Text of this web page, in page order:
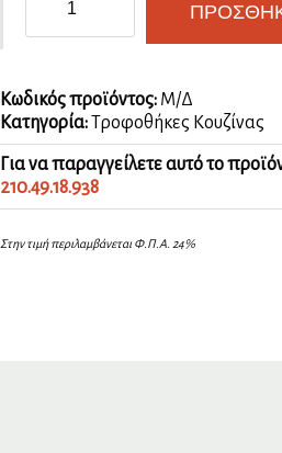
Eurofit
με
ποσότητα
Κωδικός προϊόντος: Μ/Δ
Κατηγορία:Τροφοθήκες Κουζίνας
Για να παραγγείλετε αυτό το
210.49.18.938
Στην τιμή περιλαμβάνεται Φ.Π.Α. 24%